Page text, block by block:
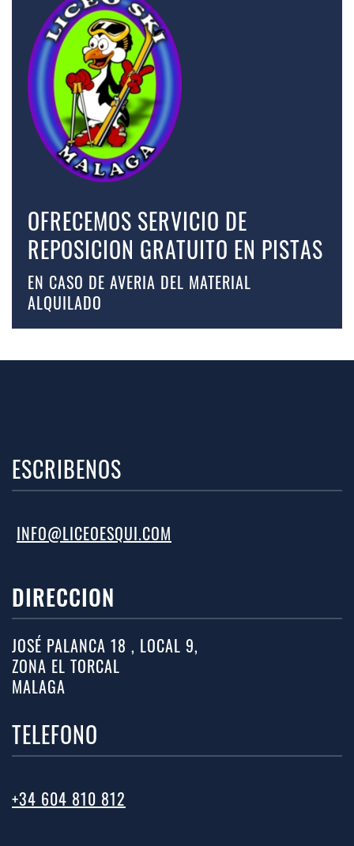
OFRECEMOS SERVICIO DE
REPOSICION GRATUITO EN PISTAS
EN CASO DE AVERIA DEL MATERIAL
ALQUILADO
ESCRIBENOS
INFO@LICEOESQUI.COM
DIRECCION
JOSÉ PALANCA 18 , LOCAL 9,
ZONA EL TORCAL
MALAGA
TELEFONO
+34 604 810 812